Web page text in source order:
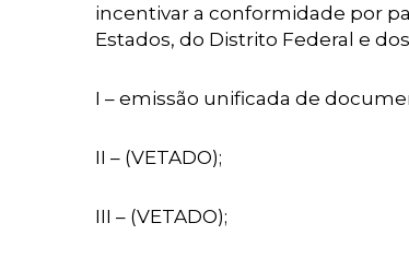
incentivar a conformidade por
Estados, do Distrito Federal e
I – emissão unificada de
II – (VETADO);
III – (VETADO);